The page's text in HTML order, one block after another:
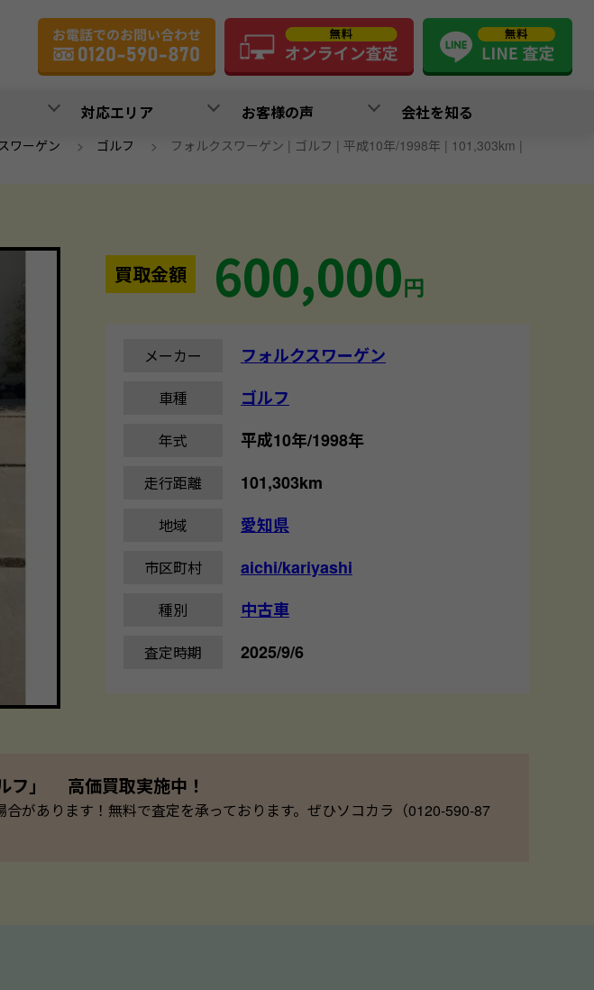
対応エリア お客様の声 会社を知る
ワーゲン > ゴルフ > フォルクスワーゲン | ゴルフ | 平成10年/1998年 | 101,303km |
買取金額 600,000円
メーカー フォルクスワーゲン
車種 ゴルフ
年式 平成10年/1998年
走行距離 101,303km
地域 愛知県
市区町村 aichi/kariyashi
種別 中古車
査定時期 2025/9/6
フ」 高価買取実施中！
があります！無料で査定を承っております。ぜひソコカラ（0120-590-87